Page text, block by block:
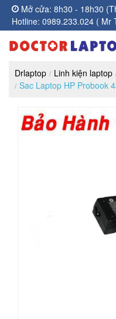
Mở cửa: 8h30 - 18h30
Hotline: 0989.233.024 ( Mr
Drlaptop Linh kiện laptop
Sac Laptop HP Probook